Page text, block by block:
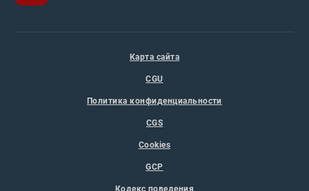
Карта сайта
CGU
Политика конфиденциальности
CGS
Cookies
GCP
Кодекс поведения